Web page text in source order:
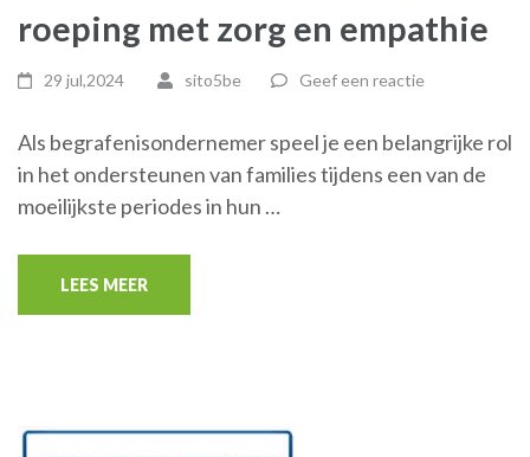
roeping met zorg en empathie
29 jul,2024 sito5be Geef een reactie
Als begrafenisondernemer speel je een belangrijke rol
in het ondersteunen van families tijdens een van de
moeilijkste periodes in hun …
LEES MEER